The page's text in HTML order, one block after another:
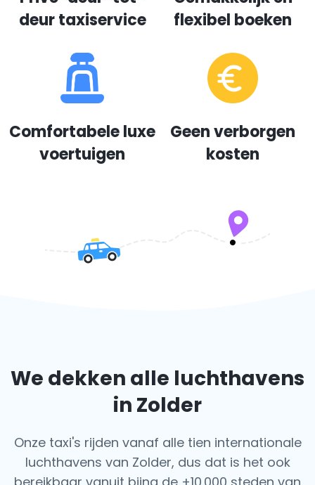
deur taxiservice
flexibel boeken
Comfortabele luxe
voertuigen
Geen verborgen
kosten
We dekken alle luchthavens
in Zolder
Onze taxi's rijden vanaf alle tien internationale
luchthavens van Zolder, dus dat is het ook